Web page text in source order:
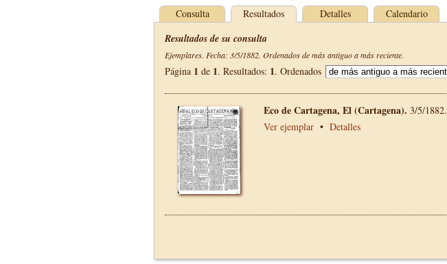
Consulta Resultados Detalles Calendario
Resultados de su consulta
Ejemplares. Fecha: 3/5/1882. Ordenados de más antiguo a más reciente.
Página 1 de 1. Resultados: 1. Ordenados
Eco de Cartagena, El (Cartagena). 3/5/1882.
Ver ejemplar • Detalles